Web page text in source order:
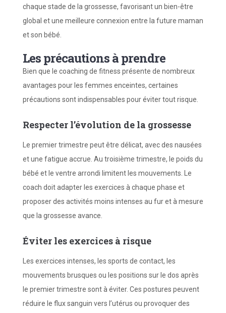
chaque stade de la grossesse, favorisant un bien-être
global et une meilleure connexion entre la future maman
et son bébé.
Les précautions à prendre
Bien que le coaching de fitness présente de nombreux
avantages pour les femmes enceintes, certaines
précautions sont indispensables pour éviter tout risque.
Respecter l’évolution de la grossesse
Le premier trimestre peut être délicat, avec des nausées
et une fatigue accrue. Au troisième trimestre, le poids du
bébé et le ventre arrondi limitent les mouvements. Le
coach doit adapter les exercices à chaque phase et
proposer des activités moins intenses au fur et à mesure
que la grossesse avance.
Éviter les exercices à risque
Les exercices intenses, les sports de contact, les
mouvements brusques ou les positions sur le dos après
le premier trimestre sont à éviter. Ces postures peuvent
réduire le flux sanguin vers l’utérus ou provoquer des